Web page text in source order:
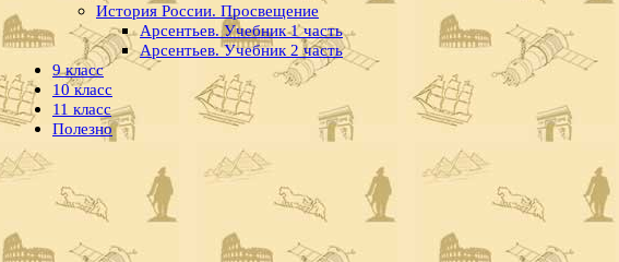
История России. Просвещение
Арсентьев. Учебник 1 часть
Арсентьев. Учебник 2 часть
9 класс
10 класс
11 класс
Полезно